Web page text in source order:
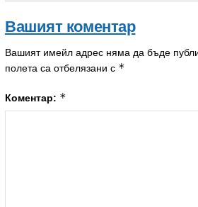
Вашият коментар
Вашият имейл адрес няма да бъде
полета са отбелязани с *
Коментар: *